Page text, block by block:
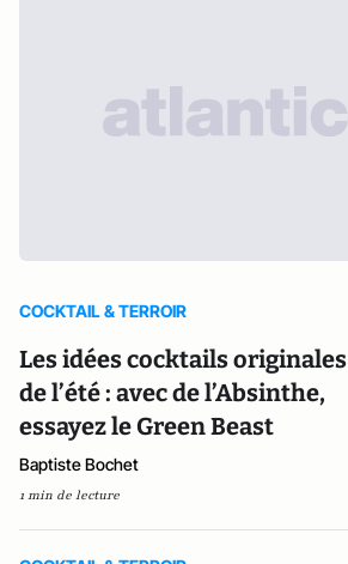
COCKTAIL & TERROIR
Les idées cocktails originales
de l’été : avec de l’Absinthe,
essayez le Green Beast
Baptiste Bochet
1 min de lecture